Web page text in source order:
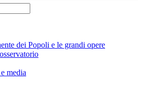
dei Popoli e le grandi opere
media